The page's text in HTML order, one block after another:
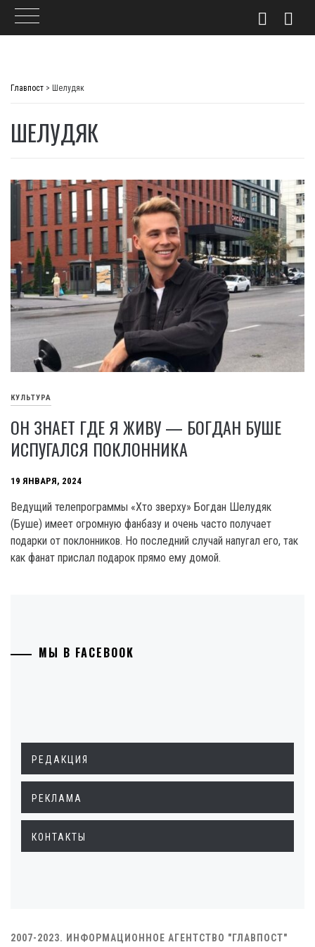
Главпост > Шелудяк
ШЕЛУДЯК
КУЛЬТУРА
ОН ЗНАЕТ ГДЕ Я ЖИВУ — БОГДАН БУШЕ
ИСПУГАЛСЯ ПОКЛОННИКА
19 ЯНВАРЯ, 2024
Ведущий телепрограммы «Хто зверху» Богдан Шелудяк
(Буше) имеет огромную фанбазу и очень часто получает
подарки от поклонников. Но последний случай напугал его, так
как фанат прислал подарок прямо ему домой.
МЫ В FACEBOOK
РЕДАКЦИЯ
РЕКЛАМА
КОНТАКТЫ
2007-2023. ИНФОРМАЦИОННОЕ АГЕНТСТВО "ГЛАВПОСТ"